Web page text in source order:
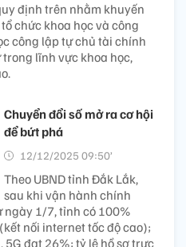
định trên nhằm khuyến
chức khoa học và công
công lập tự chủ tài chính
lĩnh vực khoa học,
Chuyển đổi số mở ra cơ hội
để bứt phá
12/12/2025 09:50’
Theo UBND tỉnh Đắk Lắk,
sau khi vận hành chính
1/7, tỉnh có 100%
nối internet tốc độ cao);
5G đạt 26%; tỷ lệ hồ sơ trực